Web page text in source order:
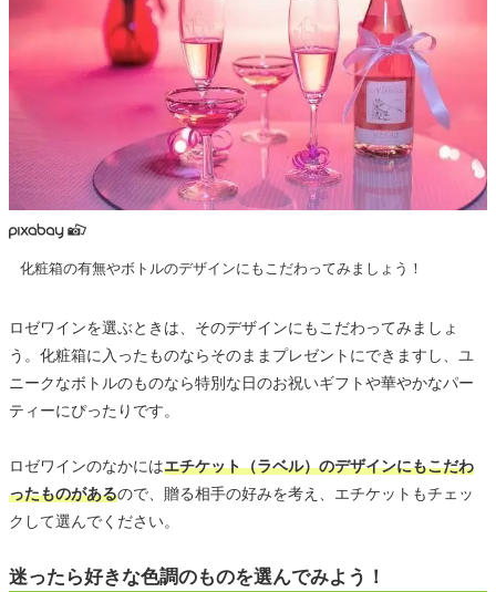
化粧箱の有無やボトルのデザインにもこだわってみましょう！
ロゼワインを選ぶときは、そのデザインにもこだわってみましょ
う。化粧箱に入ったものならそのままプレゼントにできますし、ユ
ニークなボトルのものなら特別な日のお祝いギフトや華やかなパー
ティーにぴったりです。
ロゼワインのなかにはエチケット（ラベル）のデザインにもこだわ
ったものがあるので、贈る相手の好みを考え、エチケットもチェッ
クして選んでください。
迷ったら好きな色調のものを選んでみよう！